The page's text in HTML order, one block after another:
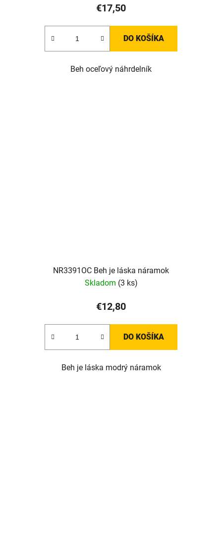
€17,50
DO KOŠÍKA
Beh oceľový náhrdelník
NR3391OC Beh je láska náramok
Skladom (3 ks)
€12,80
DO KOŠÍKA
Beh je láska modrý náramok